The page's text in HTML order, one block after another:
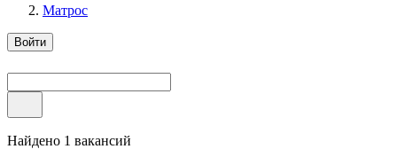
Матрос
Войти
Найдено 1 вакансий